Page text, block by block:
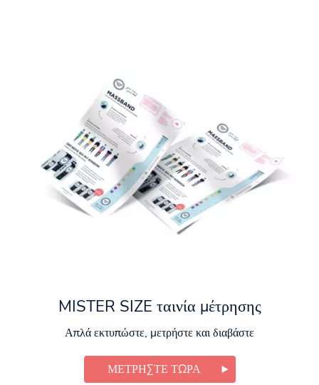
MISTER SIZE ταινία μέτρησης
Απλά εκτυπώστε, μετρήστε και διαβάστε
ΜΕΤΡΉΣΤΕ ΤΏΡΑ